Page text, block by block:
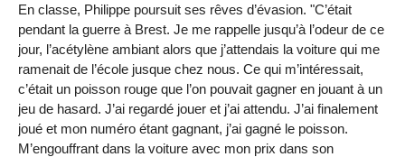
En classe, Philippe poursuit ses rêves d’évasion. "C’était
pendant la guerre à Brest. Je me rappelle jusqu’à l’odeur de ce
jour, l’acétylène ambiant alors que j’attendais la voiture qui me
ramenait de l’école jusque chez nous. Ce qui m’intéressait,
c’était un poisson rouge que l’on pouvait gagner en jouant à un
jeu de hasard. J’ai regardé jouer et j’ai attendu. J’ai finalement
joué et mon numéro étant gagnant, j’ai gagné le poisson.
M’engouffrant dans la voiture avec mon prix dans son